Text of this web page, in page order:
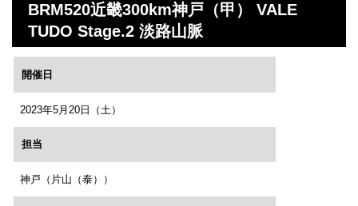
BRM520近畿300km神戸（甲） VALE
TUDO Stage.2 淡路山脈
開催日
2023年5月20日（土）
担当
神戸（片山（泰））